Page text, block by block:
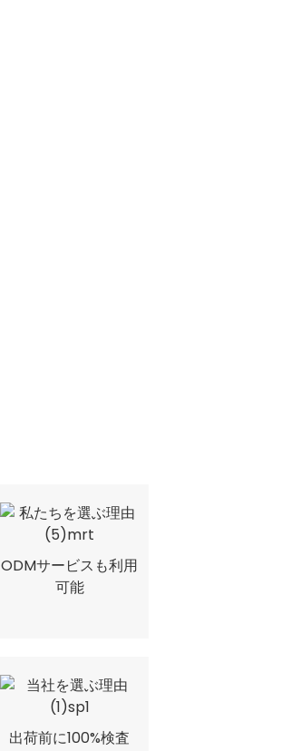
ODMサービスも利用
可能
出荷前に100%検査